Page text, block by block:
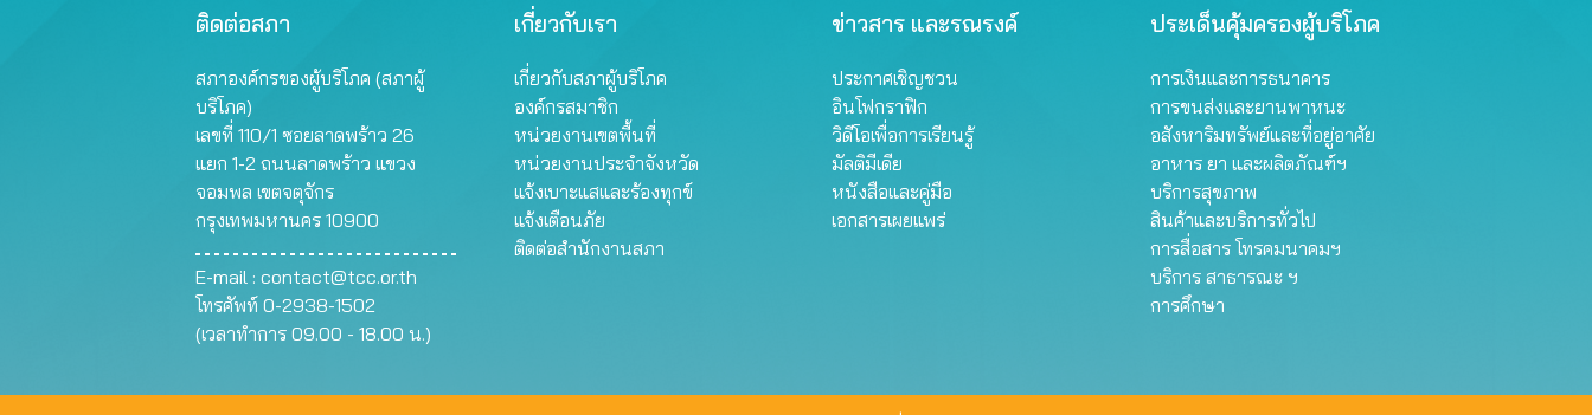
ติดต่อสภา
สภาองค์กรของผู้บริโภค (สภาผู้
บริโภค)
เลขที่ 110/1 ซอยลาดพร้าว 26
แยก 1-2 ถนนลาดพร้าว แขวง
จอมพล เขตจตุจักร
กรุงเทพมหานคร 10900
E-mail : contact@tcc.or.th
โทรศัพท์ 0-2938-1502
(เวลาทำการ 09.00 - 18.00 น.)
เกี่ยวกับเรา
เกี่ยวกับสภาผู้บริโภค
องค์กรสมาชิก
หน่วยงานเขตพื้นที่
หน่วยงานประจำจังหวัด
แจ้งเบาะแสและร้องทุกข์
แจ้งเตือนภัย
ติดต่อสำนักงานสภา
ข่าวสาร และรณรงค์
ประกาศเชิญชวน
อินโฟกราฟิก
วิดีโอเพื่อการเรียนรู้
มัลติมีเดีย
หนังสือและคู่มือ
เอกสารเผยแพร่
ประเด็นคุ้มครองผู้บริโภค
การเงินและการธนาคาร
การขนส่งและยานพาหนะ
อสังหาริมทรัพย์และที่อยู่อาศัย
อาหาร ยา และผลิตภัณฑ์ฯ
บริการสุขภาพ
สินค้าและบริการทั่วไป
การสื่อสาร โทรคมนาคมฯ
บริการ สาธารณะ ฯ
การศึกษา